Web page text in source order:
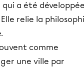
a été
relie la
comme
une ville par